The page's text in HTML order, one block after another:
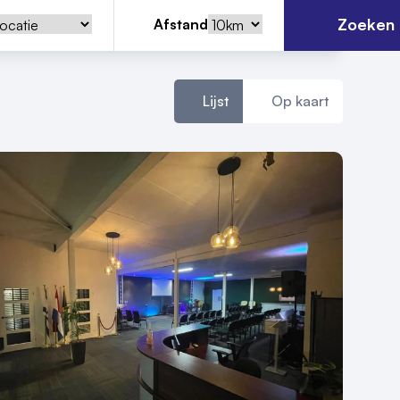
Afstand Zoeken
Lijst Op kaart